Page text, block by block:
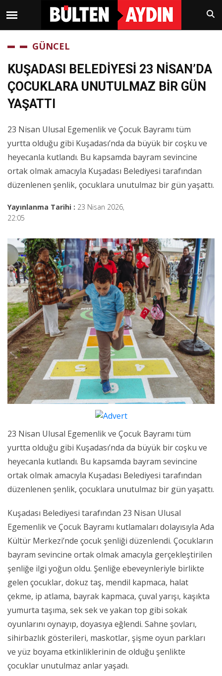
GÜNCEL
KUŞADASI BELEDİYESİ 23 NİSAN’DA
ÇOCUKLARA UNUTULMAZ BİR GÜN
YAŞATTI
23 Nisan Ulusal Egemenlik ve Çocuk Bayramı tüm
yurtta olduğu gibi Kuşadası’nda da büyük bir coşku ve
heyecanla kutlandı. Bu kapsamda bayram sevincine
ortak olmak amacıyla Kuşadası Belediyesi tarafından
düzenlenen şenlik, çocuklara unutulmaz bir gün yaşattı.
Yayınlanma Tarihi : 23 Nisan 2026,
22:05
23 Nisan Ulusal Egemenlik ve Çocuk Bayramı tüm
yurtta olduğu gibi Kuşadası’nda da büyük bir coşku ve
heyecanla kutlandı. Bu kapsamda bayram sevincine
ortak olmak amacıyla Kuşadası Belediyesi tarafından
düzenlenen şenlik, çocuklara unutulmaz bir gün yaşattı.
Kuşadası Belediyesi tarafından 23 Nisan Ulusal
Egemenlik ve Çocuk Bayramı kutlamaları dolayısıyla Ada
Kültür Merkezi’nde çocuk şenliği düzenlendi. Çocukların
bayram sevincine ortak olmak amacıyla gerçekleştirilen
şenliğe ilgi yoğun oldu. Şenliğe ebeveynleriyle birlikte
gelen çocuklar, dokuz taş, mendil kapmaca, halat
çekme, ip atlama, bayrak kapmaca, çuval yarışı, kaşıkta
yumurta taşıma, sek sek ve yakan top gibi sokak
oyunlarını oynayıp, doyasıya eğlendi. Sahne şovları,
sihirbazlık gösterileri, maskotlar, şişme oyun parkları
ve yüz boyama etkinliklerinin de olduğu şenlikte
çocuklar unutulmaz anlar yaşadı.